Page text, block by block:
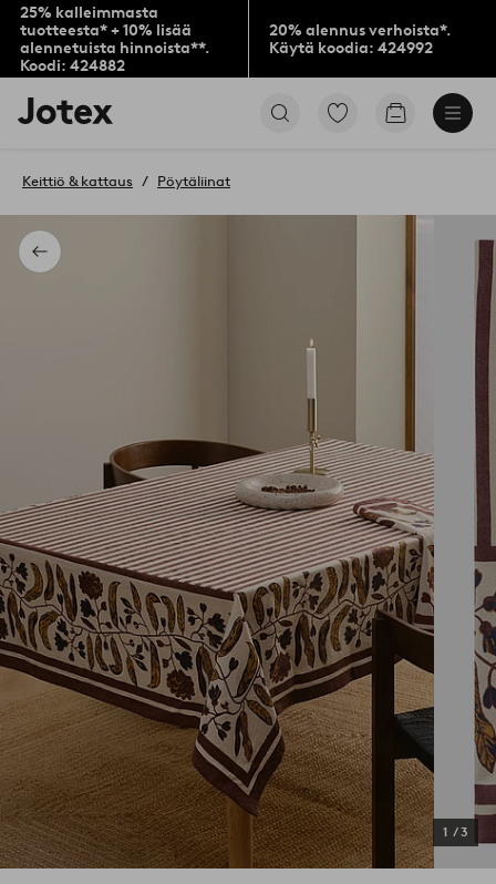
25% kalleimmasta
tuotteesta* + 10% lisää
alennetuista hinnoista**.
Koodi: 424882
20% alennus verhoista*.
Käytä koodia: 424992
Jotex-
logo
aloitussivulle
Siirry
Siirry
Takaisin
Keittiö & kattaus Pöytäliinat
1 /3